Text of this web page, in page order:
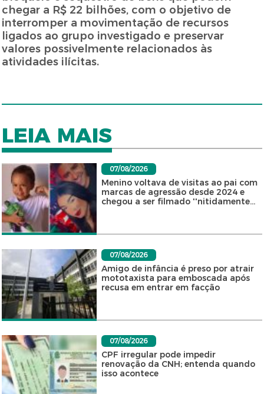
chegar a R$ 22 bilhões, com o objetivo de
interromper a movimentação de recursos
ligados ao grupo investigado e preservar
valores possivelmente relacionados às
atividades ilícitas.
LEIA MAIS
07/08/2026
Menino voltava de visitas ao pai com
marcas de agressão desde 2024 e
chegou a ser filmado ''nitidamente...
07/08/2026
Amigo de infância é preso por atrair
mototaxista para emboscada após
recusa em entrar em facção
07/08/2026
CPF irregular pode impedir
renovação da CNH; entenda quando
isso acontece